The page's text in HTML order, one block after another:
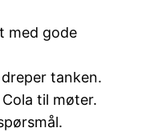
med gode
tanken.
til møter.